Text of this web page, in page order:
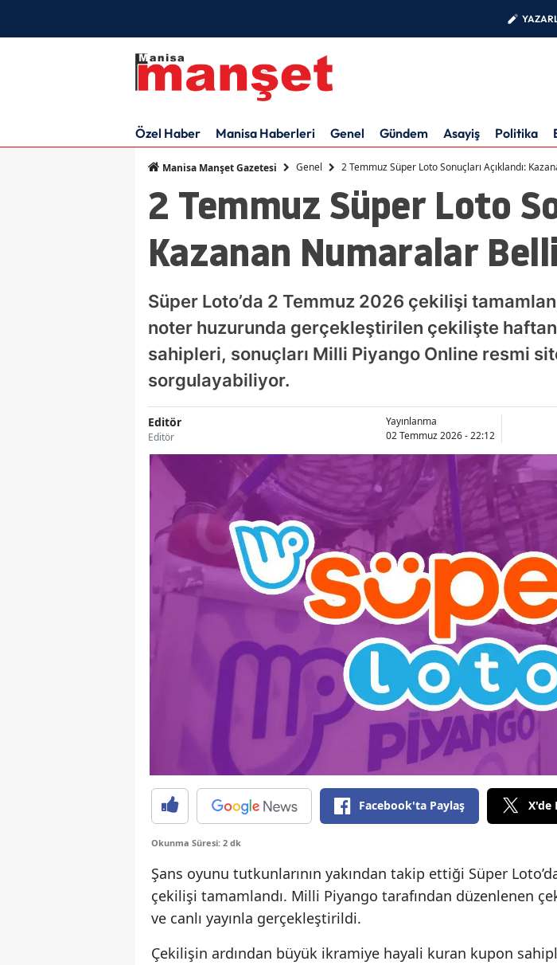
Özel Haber Manisa Haberleri Genel Gündem Asayiş Politika
Manisa Manşet Gazetesi Genel 2 Temmuz Süper Loto Sonuçları Açıklandı:
2 Temmuz Süper Loto
Kazanan Numaralar
Süper Loto’da 2 Temmuz 2026 çekilişi
noter huzurunda gerçekleştirilen çekilişte
sahipleri, sonuçları Milli Piyango Online resmi
sorgulayabiliyor.
Editör
Editör
Yayınlanma
02 Temmuz 2026 - 22:12
Facebook'ta Paylaş X'de
Okunma Süresi: 2 dk
Şans oyunu tutkunlarının yakından takip ettiği Süper
çekilişi tamamlandı. Milli Piyango tarafından düzenlenen
ve canlı yayınla gerçekleştirildi.
Çekilişin ardından büyük ikramiye hayali kuran kupon